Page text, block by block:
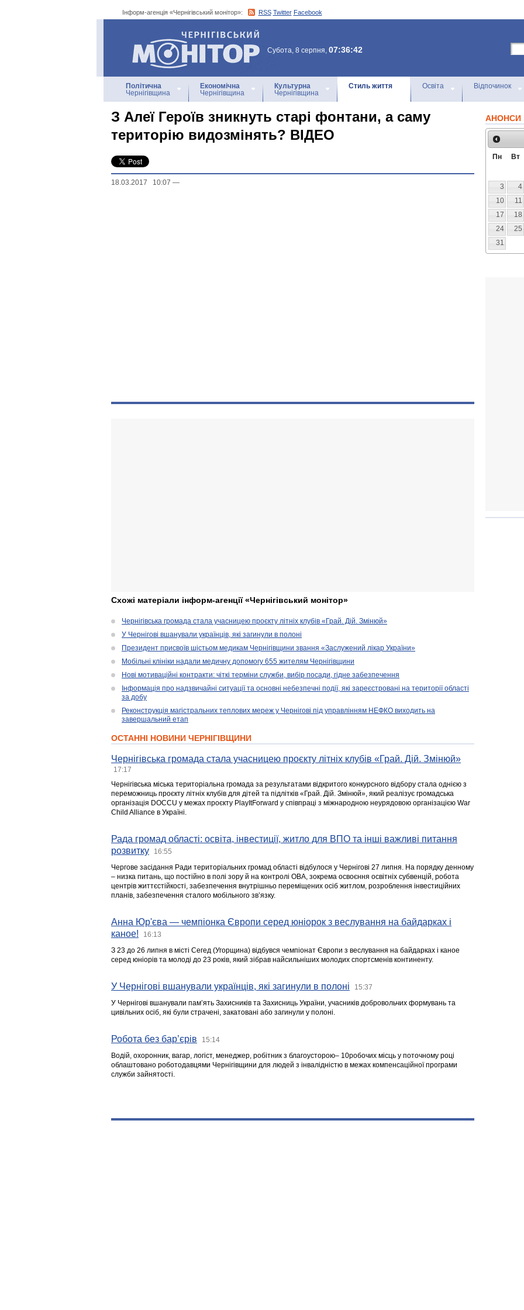
Інформ-агенція «Чернігівський монітор»: RSS Twitter Facebook
Інформ-агенція
«Чернігівський монітор»
Субота, 8 серпня, 07:36:42
Політична
Чернігівщина
Економічна
Чернігівщина
Культурна
Чернігівщина
Стиль життя Освіта Відпочинок
З Алеї Героїв зникнуть старі фонтани, а саму
територію видозмінять? ВІДЕО
18.03.2017 10:07 —
Схожі матеріали інформ-агенції «Чернігівський монітор»
Чернігівська громада стала учасницею проєкту літніх клубів «Грай. Дій. Змінюй»
У Чернігові вшанували українців, які загинули в полоні
Президент присвоїв шістьом медикам Чернігівщини звання «Заслужений лікар України»
Мобільні клініки надали медичну допомогу 655 жителям Чернігівщини
Нові мотиваційні контракти: чіткі терміни служби, вибір посади, гідне забезпечення
Інформація про надзвичайні ситуації та основні небезпечні події, які зареєстровані на території області
за добу
Реконструкція магістральних теплових мереж у Чернігові під управлінням НЕФКО виходить на
завершальний етап
ОСТАННІ НОВИНИ ЧЕРНІГІВЩИНИ
Чернігівська громада стала учасницею проєкту літніх клубів «Грай. Дій. Змінюй»
17:17
Чернігівська міська територіальна громада за результатами відкритого конкурсного відбору стала однією з
переможниць проєкту літніх клубів для дітей та підлітків «Грай. Дій. Змінюй», який реалізує громадська
організація DOCCU у межах проєкту PlayItForward у співпраці з міжнародною неурядовою організацією War
Child Alliance в Україні.
Рада громад області: освіта, інвестиції, житло для ВПО та інші важливі питання
розвитку
16:55
Чергове засідання Ради територіальних громад області відбулося у Чернігові 27 липня. На порядку денному
– низка питань, що постійно в полі зору й на контролі ОВА, зокрема освоєння освітніх субвенцій, робота
центрів життєстійкості, забезпечення внутрішньо переміщених осіб житлом, розроблення інвестиційних
планів, забезпечення сталого мобільного зв’язку.
Анна Юр'єва — чемпіонка Європи серед юніорок з веслування на байдарках і
каное!
16:13
З 23 до 26 липня в місті Сегед (Угорщина) відбувся чемпіонат Європи з веслування на байдарках і каное
серед юніорів та молоді до 23 років, який зібрав найсильніших молодих спортсменів континенту.
У Чернігові вшанували українців, які загинули в полоні 15:37
У Чернігові вшанували пам’ять Захисників та Захисниць України, учасників добровольчих формувань та
цивільних осіб, які були страчені, закатовані або загинули у полоні.
Робота без бар’єрів 15:14
Водій, охоронник, вагар, логіст, менеджер, робітник з благоусторою– 10робочих місць у поточному році
облаштовано роботодавцями Чернігівщини для людей з інвалідністю в межах компенсаційної програми
служби зайнятості.
АНОНСИ
Пн Вт
3
4
10
11
17
18
24
25
31